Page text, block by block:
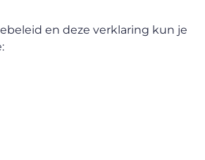
en deze verklaring kun je